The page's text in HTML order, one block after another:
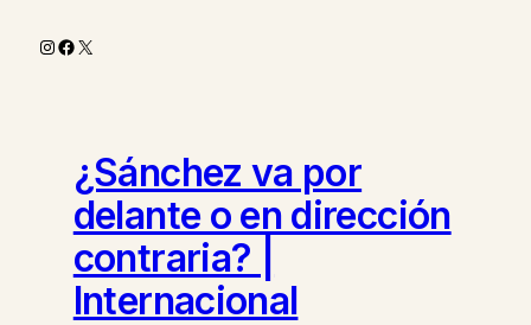
Instagram
Facebook
X
¿Sánchez va por
delante o en dirección
contraria? |
Internacional